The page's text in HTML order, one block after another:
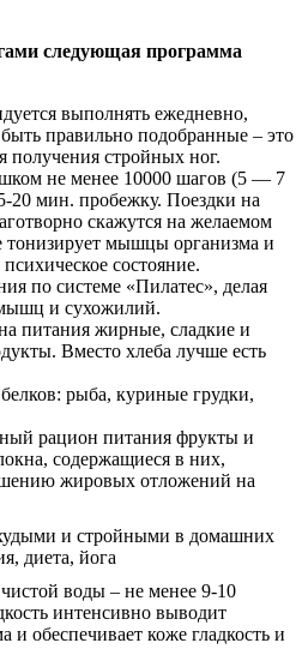
следующая программа
выполнять ежедневно,
правильно подобранные – это
получения стройных ног.
не менее 10000 шагов (5 — 7
20 мин. пробежку. Поездки на
скажутся на желаемом
тонизирует мышцы организма и
состояние.
по системе «Пилатес», делая
и сухожилий.
питания жирные, сладкие и
Вместо хлеба лучше есть
рыба, куриные грудки,
рацион питания фрукты и
содержащиеся в них,
жировых отложений на
воды – не менее 9-10
интенсивно выводит
и обеспечивает коже гладкость и